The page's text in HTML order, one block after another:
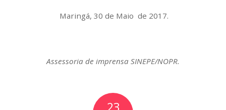
Maringá, 30 de Maio de 2017.
Assessoria de imprensa SINEPE/NOPR.